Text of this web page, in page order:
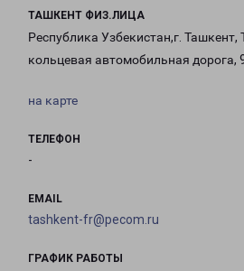
ТАШКЕНТ ФИЗ.ЛИЦА
Республика Узбекистан,г. Ташкент,
кольцевая автомобильная дорога,
на карте
ТЕЛЕФОН
-
EMAIL
tashkent-fr@pecom.ru
ГРАФИК РАБОТЫ